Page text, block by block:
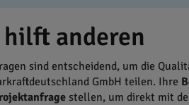
hilft anderen
sind entscheidend, um die
GmbH teilen. Ihre
stellen, um direkt mit